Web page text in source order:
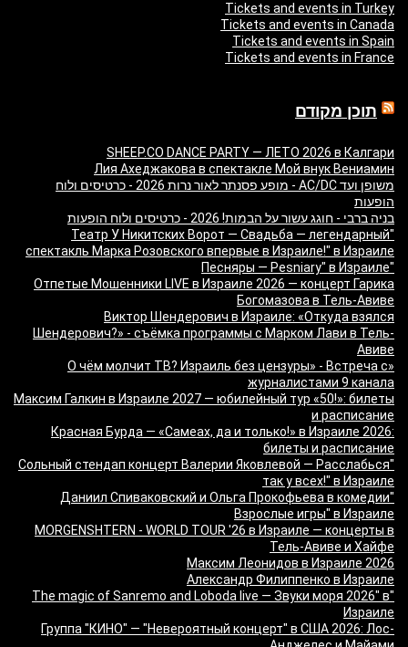
Tickets and events in Turkey
Tickets and events in Canada
Tickets and events in Spain
Tickets and events in France
תוכן מקודם
SHEEP.CO DANCE PARTY — ЛЕТО 2026 в Калгари
Лия Ахеджакова в спектакле Мой внук Вениамин
משופן ועד AC/DC - מופע פסנתר לאור נרות 2026 - כרטיסים ולוח
הופעות
בניה ברבי - חוגג עשור על הבמות! 2026 - כרטיסים ולוח הופעות
"Театр У Никитских Ворот — Свадьба — легендарный
спектакль Марка Розовского впервые в Израиле!" в Израиле
"Песняры — Pesniary" в Израиле
Отпетые Мошенники LIVE в Израиле 2026 — концерт Гарика
Богомазова в Тель-Авиве
Виктор Шендерович в Израиле: «Откуда взялся
Шендерович?» - съёмка программы с Марком Лави в Тель-
Авиве
«О чём молчит ТВ? Израиль без цензуры» - Встреча с
журналистами 9 канала
Максим Галкин в Израиле 2027 — юбилейный тур «50!»: билеты
и расписание
Красная Бурда — «Самеах, да и только!» в Израиле 2026:
билеты и расписание
"Сольный стендап концерт Валерии Яковлевой — Расслабься
так у всех!" в Израиле
"Даниил Спиваковский и Ольга Прокофьева в комедии
Взрослые игры" в Израиле
MORGENSHTERN - WORLD TOUR '26 в Израиле — концерты в
Тель-Авиве и Хайфе
Максим Леонидов в Израиле 2026
Александр Филиппенко в Израиле
"The magic of Sanremo and Loboda live — Звуки моря 2026" в
Израиле
Группа "КИНО" — "Невероятный концерт" в США 2026: Лос-